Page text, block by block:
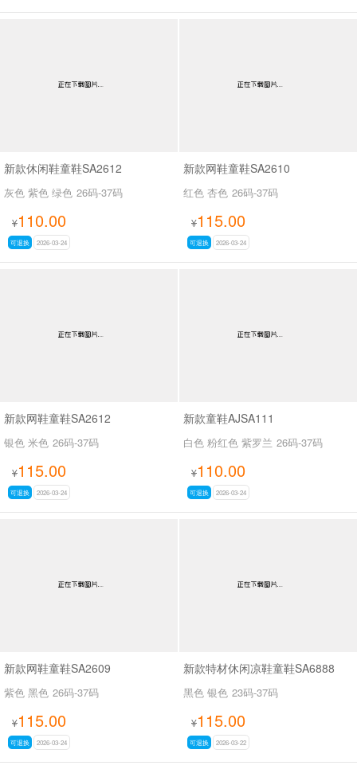
新款休闲鞋童鞋SA2612
灰色 紫色 绿色 26码-37码
¥110.00
可退换 2026-03-24
新款网鞋童鞋SA2610
红色 杏色 26码-37码
¥115.00
可退换 2026-03-24
新款网鞋童鞋SA2612
银色 米色 26码-37码
¥115.00
可退换 2026-03-24
新款童鞋AJSA111
白色 粉红色 紫罗兰 26码-37码
¥110.00
可退换 2026-03-24
新款网鞋童鞋SA2609
紫色 黑色 26码-37码
¥115.00
可退换 2026-03-24
新款特材休闲凉鞋童鞋SA6888
黑色 银色 23码-37码
¥115.00
可退换 2026-03-22